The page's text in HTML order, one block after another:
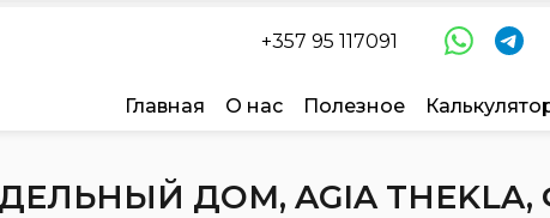
+357 95 117091
Главная О нас Полезное
ДОМ, AGIA THEKLA,